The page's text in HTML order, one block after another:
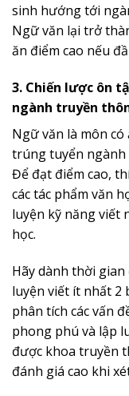
sinh hướng tới
Ngữ văn lại trở
ăn điểm cao nếu
3. Chiến lược ôn
ngành truyền
Ngữ văn là môn
trúng tuyển
Để đạt điểm cao,
các tác phẩm văn
luyện kỹ năng viết
học.
Hãy dành thời gian
luyện viết ít nhất 2
phân tích các vấn
phong phú và lập
được khoa truyền
đánh giá cao khi